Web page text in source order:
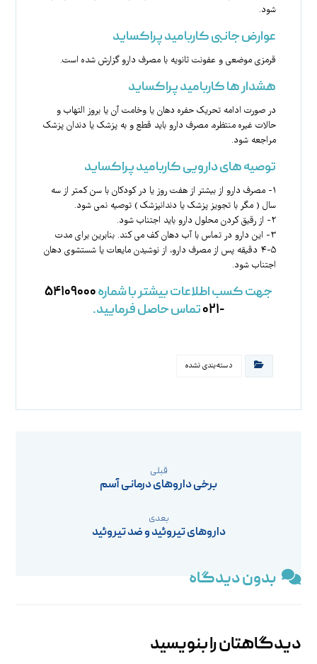
شود.
عوارض جانبی کاربامید پراکساید
قرمزی موضعی و عفونت ثانویه با مصرف دارو گزارش شده است.
هشدار ها کاربامید پراکساید
در صورت ادامه تحریک حفره دهان یا وخامت آن یا بروز التهاب و
حالات غیره منتظره، مصرف دارو باید قطع و به پزشک یا دندان پزشک
مراجعه شود.
توصیه های دارویی کاربامید پراکساید
۱- مصرف دارو از بیشتر از هفت روز یا در کودکان با سن کمتر از سه
سال ( مگر با تجویز پزشک یا دندانپزشک ) توصیه نمی شود.
۲- از رقیق کردن محلول دارو باید اجتناب شود.
۳- این دارو در تماس با آب دهان کف می کند. بنابرین برای مدت
۵-۴ دقیقه پس از مصرف دارو، از نوشیدن مایعات یا شستشوی دهان
اجتناب شود.
جهت کسب اطلاعات بیشتر با شماره۵۴۱۰۹۰۰۰
-۰۲۱
تماس حاصل فرمایید.
دسته‌بندی نشده
قبلی
برخی داروهای درمانی آسم
بعدی
داروهای تیروئید و ضد تیروئید
بدون دیدگاه
دیدگاهتان را بنویسید